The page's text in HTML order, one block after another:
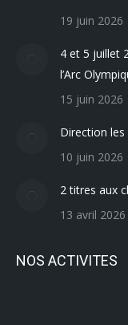
19 juin 2026
4 et 5 juillet
l’Arc
15 juin 2026
Direction
10 juin 2026
2 titres aux
13 avril 2026
NOS ACTIVITES